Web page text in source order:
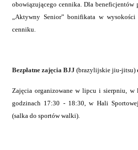
obowiązującego cennika. Dla beneficjentów
„Aktywny Senior” bonifikata w
cenniku.
Bezpłatne zajęcia BJJ (brazylijskie jiu-jitsu)
Zajęcia organizowanew lipcu i sierpniu, w
godzinach 17:30 - 18:30, w Hali
(salka do sportów walki).